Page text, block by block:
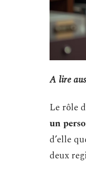
A lire
Le rôle
un
d’elle
deux